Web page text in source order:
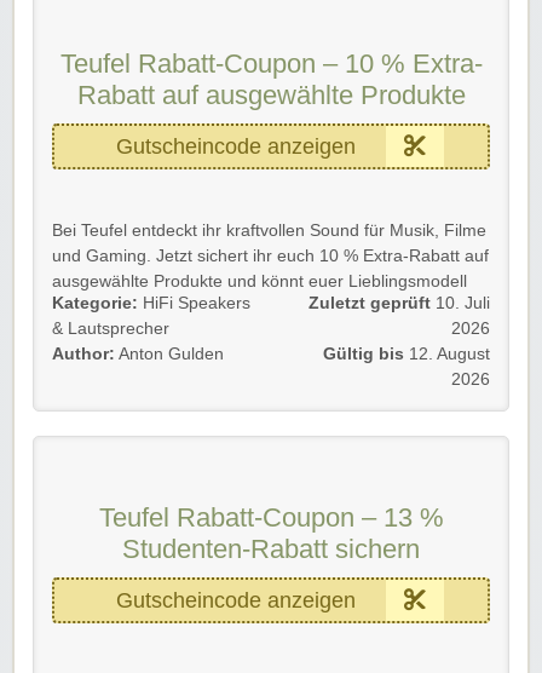
kombinierbar.
🛍️ Der Preisvorteil gilt nur für die für die Aktion
vorgesehenen Produkte.
Rabatt-Coupon 🐼 gilt für Neu- und Bestandskunden.
➡️ Folgt unserem Link, gebt den Code ein und profitiert
Teufel Rabatt-Coupon – 10 % Extra-
Rabatt auf ausgewählte Produkte
Gutscheincode anzeigen
Bei Teufel entdeckt ihr kraftvollen Sound für Musik, Filme
und Gaming. Jetzt sichert ihr euch 10 % Extra-Rabatt auf
ausgewählte Produkte und könnt euer Lieblingsmodell
günstiger bestellen.
Details 💡
➡️ Einfach unserem Link folgen, Code eingeben und
kräftig profitieren!
➡️ Einfach unserem Link folgen, Code eingeben und
kräftig profitieren!
Kategorie: HiFi Speakers
& Lautsprecher
Author: Anton Gulden
Zuletzt geprüft 10. Juli
2026
Gültig bis 12. August
2026
Teufel Rabatt-Coupon – 13 %
Studenten-Rabatt sichern
Gutscheincode anzeigen